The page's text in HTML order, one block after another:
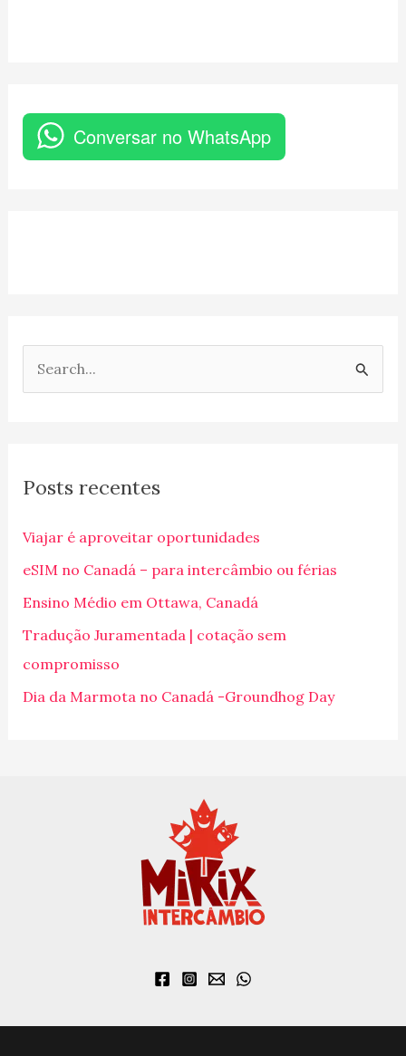
Conversar no WhatsApp
u
s
a
r
p
o
r
Posts recentes
Viajar é aproveitar oportunidades
eSIM no Canadá – para intercâmbio ou férias
Ensino Médio em Ottawa, Canadá
Tradução Juramentada | cotação sem
compromisso
Dia da Marmota no Canadá -Groundhog Day